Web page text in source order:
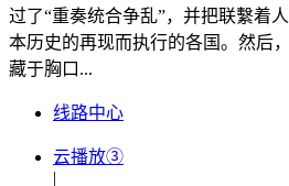
过了“重奏统合争乱”，并把联繫着
本历史的再现而执行的各国。然后
藏于胸口...
线路中心
云播放③
|